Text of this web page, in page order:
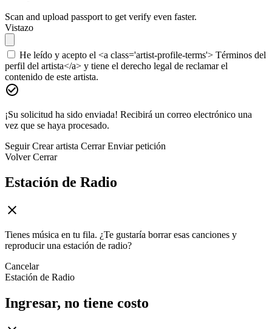
Scan and upload passport to get verify even faster.
Vistazo
He leído y acepto el <a class='artist-profile-terms'> Términos del
perfil del artista</a> y tiene el derecho legal de reclamar el
contenido de este artista.
¡Su solicitud ha sido enviada! Recibirá un correo electrónico una
vez que se haya procesado.
Seguir Crear artista Cerrar Enviar petición
Volver Cerrar
Estación de Radio
Tienes música en tu fila. ¿Te gustaría borrar esas canciones y
reproducir una estación de radio?
Cancelar
Estación de Radio
Ingresar, no tiene costo